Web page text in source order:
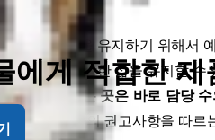
에게 적합한 제
절한 건강을 유지하기 위해서
오랫동안 건강한 삶을 유지할
얻을 수 있는 곳은 바로 담당
담당 수의사의 권고사항을 따르